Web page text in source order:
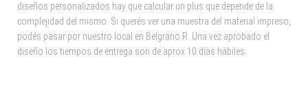
diseños personalizados hay que calcular un plus que depende de la
complejidad del mismo. Si querés ver una muestra del material impreso,
podés pasar por nuestro local en Belgrano R. Una vez aprobado el
diseño los tiempos de entrega son de aprox 10 días hábiles.